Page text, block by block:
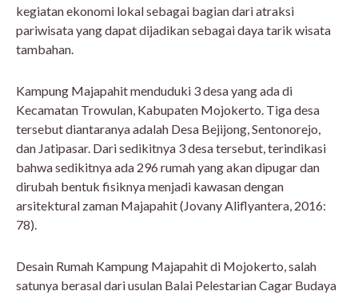
kegiatan ekonomi lokal sebagai bagian dari atraksi
pariwisata yang dapat dijadikan sebagai daya tarik wisata
tambahan.
Kampung Majapahit menduduki 3 desa yang ada di
Kecamatan Trowulan, Kabupaten Mojokerto. Tiga desa
tersebut diantaranya adalah Desa Bejijong, Sentonorejo,
dan Jatipasar. Dari sedikitnya 3 desa tersebut, terindikasi
bahwa sedikitnya ada 296 rumah yang akan dipugar dan
dirubah bentuk fisiknya menjadi kawasan dengan
arsitektural zaman Majapahit (Jovany Aliflyantera, 2016:
78).
Desain Rumah Kampung Majapahit di Mojokerto, salah
satunya berasal dari usulan Balai Pelestarian Cagar Budaya